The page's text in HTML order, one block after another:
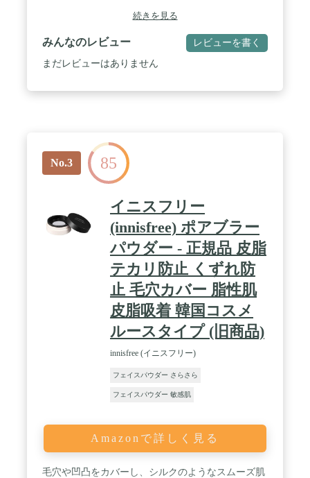
脂に強く、マスクへの二次付着も軽減するマルチプ
ルーフタイプで、ベースメイクのくずれ、特に「テ
カリ」に対して効果を発揮します。 / 「皮脂テカ
リ・くずれ防止パウダー」「タッチプルーフ成分」
「オイルコントロール成分」「サラサラキープパウ
ティングします。「メイク キープ パウダー」ベー
スメイクの最後や化粧直しに肌へ塗布することで、
美しい仕上がりを長時間持続させます。 / 【おすす
め】「メイク キープ パウダー」を塗布後、メイク
の仕上げに「メイク キープ ミスト EX」を合わせて
使用することで、さらにくずれにくい化粧膜を形成
することができます。 / ニキビのもとになりにくい
処方（すべてのかたにニキビのもとができないわけ
ではありません。）、無香料、鉱物油フリー、合成
界面活性剤フリー、アレルギーテスト済み（すべて
のかたにアレルギーが起きないというわけではあり
ません。） / ※皮脂テカリ・くずれ防止パウダーは
マイカ・トリフルオロアルキルジメチルトリメチル
シロキシケイ酸、タッチプルーフ成分はタルク・ポ
リアクリレート－54、オイルコントロール成分（皮
脂吸着）はシリカ、サラサラキープパウダーはメタ
クリル酸メチルクロスポリマーです。 / 【シリーズ
比較】「メイク キープ ミスト EX＋」メイクの仕上
げに吹きかけて全体をコーティングします。「メイ
しに肌へ塗布することで、美しい仕上がりを長時間
テカリを防いでサラサラ肌を1日キープする化粧下
続きを見る
みんなのレビュー レビューを書く
まだレビューはありません
No.3 85
イニスフリー
(innisfree) ポアブラー
パウダー - 正規品 皮脂
テカリ防止 くずれ防
止 毛穴カバー 脂性肌
皮脂吸着 韓国コスメ
ルースタイプ (旧商品)
innisfree (イニスフリー)
フェイスパウダー さらさら
フェイスパウダー 敏感肌
Amazonで詳しく見る
毛穴や凹凸をカバーし、シルクのようなスムーズ肌